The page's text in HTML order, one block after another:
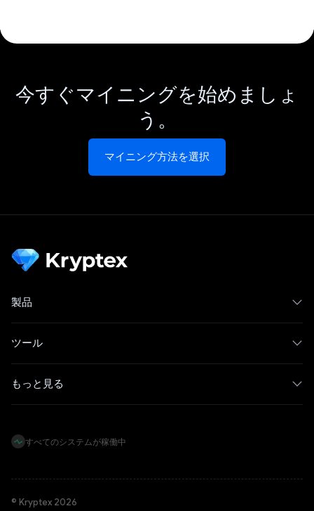
今すぐマイニングを始めましょ
う。
マイニング方法を選択
製品
ツール
もっと見る
すべてのシステムが稼働中
© Kryptex 2026